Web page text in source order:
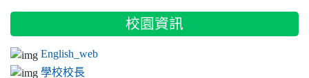
::: 校園資訊
English_web
學校校長